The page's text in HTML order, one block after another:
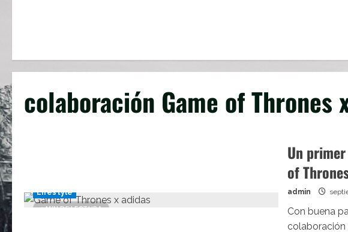
colaboración Game of Thrones
1 MIN DE LECTURA
Lifestyle
Un
of
admin
Con buena
colaboración